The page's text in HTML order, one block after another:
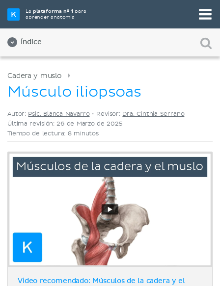
Laplataforma nº 1 para
aprender anatomía
Índice
Elige tu herramienta de estudio favorita
Videos
Cadera y muslo
Músculo iliopsoas
Autor: Psic. Blanca Navarro• Revisor: Dra. Cinthia Serrano
Última revisión: 26 de Marzo de 2025
Tiempo de lectura: 8 minutos
Video recomendado: Músculos de la cadera y el